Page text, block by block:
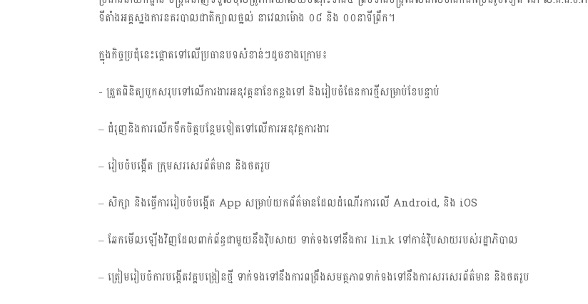
ទីតាំង​អគ្គស្នងការ​ន​គ​រ​បា​ល​ជា​តិ​ក្បាល​ថ្នល់​ ​នា​វេ​លា​​ម៉ោង​ ០៨​ និង ០០​នាទី​ព្រឹក​។
ក្នុង​កិច្ច​​ប្រ​ជុំ​​នេះ​​ផ្តោត​​ទៅ​​លើ​​ប្រ​​ធា​ន​​បទ​​សំ​ខាន់​ៗ​​ដូច​​ខាង​​ក្រោម​៖
-​ ត្រួតពិនិត្យ​បូកសរុបទៅ​លើ​កា​រ​ងារ​​អនុវត្ត​នា​ខែ​កន្លង​ទៅ ​និង​រៀបចំ​ផែន​ការ​ថ្មី​សម្រាប់​ខែ​បន្ទាប់
– ជំរុញនិងការលើកទឹកចិត្តបន្ថែមទៀតទៅលើការអនុវត្តការងារ
– រៀបចំបង្កើត ក្រុមសរសេរព័ត៌មាន និងថតរូប
– សិក្សា និងធ្វើការរៀបចំបង្កើត App សម្រាប់យក​ព័ត៌​មាន​ដែល​ដំណើរ​ការ​លើ​ Android, និង iOS
– ឆែកមើលឡើងវិញដែលពាក់ព័ន្ធជាមួយនឹងវ៉ិបសាយ ទាក់ទងទៅនឹងការ​ link ​ទៅ​កាន់​វ៉ិប​សាយ​របស់​រដ្ឋា​ភិ​បា​ល
– ត្រៀមរៀបចំការបង្កើតវគ្គបង្រៀនថ្មី ទាក់ទងទៅនឹងការពង្រឹង​សមត្ថ​ភាព​ទាក់​ទង​ទៅ​នឹង​ការ​សរ​សេរ​ព័ត៌​មាន​ និង​ថត​រូប​